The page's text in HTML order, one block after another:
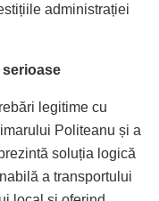
administrației
legitime cu
Politeanu și a
soluția logică
a transportului